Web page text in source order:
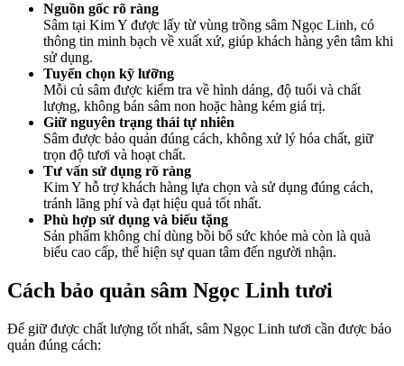
Nguồn gốc rõ ràng
Sâm tại Kim Y được lấy từ vùng trồng sâm Ngọc Linh, có
thông tin minh bạch về xuất xứ, giúp khách hàng yên tâm khi
sử dụng.
Tuyển chọn kỹ lưỡng
Mỗi củ sâm được kiểm tra về hình dáng, độ tuổi và chất
lượng, không bán sâm non hoặc hàng kém giá trị.
Giữ nguyên trạng thái tự nhiên
Sâm được bảo quản đúng cách, không xử lý hóa chất, giữ
trọn độ tươi và hoạt chất.
Tư vấn sử dụng rõ ràng
Kim Y hỗ trợ khách hàng lựa chọn và sử dụng đúng cách,
tránh lãng phí và đạt hiệu quả tốt nhất.
Phù hợp sử dụng và biếu tặng
Sản phẩm không chỉ dùng bồi bổ sức khỏe mà còn là quà
biếu cao cấp, thể hiện sự quan tâm đến người nhận.
Cách bảo quản sâm Ngọc Linh tươi
Để giữ được chất lượng tốt nhất, sâm Ngọc Linh tươi cần được bảo
quản đúng cách: